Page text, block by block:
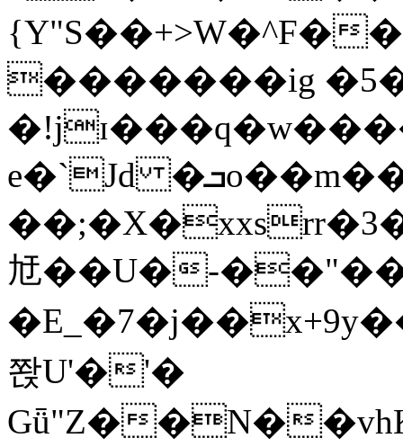
{Y"S��+>W�^F�
�������ig
e�`Jd �ܒo��m��1��d|
㝼��U�-
쫝U'�'�
Gǖ"Z��N�